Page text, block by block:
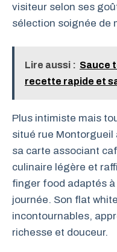
visiteur selon ses
sélection soignée de
Lire aussi : Sauce
recette rapide et
Plus intimiste mais
situé rue
sa carte associant
culinaire légère et
finger food adaptés
journée. Son flat
incontournables,
richesse et douceur.